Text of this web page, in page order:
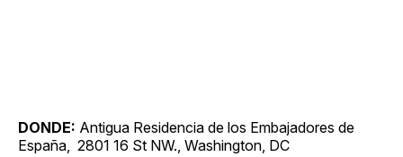
DONDE: Antigua Residencia de los Embajadores de
España, ​ ​280​​1​ 1​6 St NW., Washington, DC